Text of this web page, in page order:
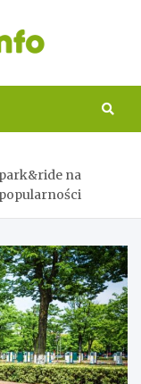
Info
na